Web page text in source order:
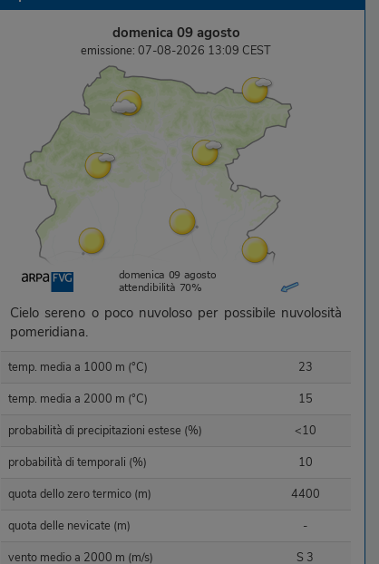
domenica 09 agosto
emissione: 07-08-2026 13:09 CEST
Cielo sereno o poco nuvoloso per possibile nuvolosità
pomeridiana.
temp. media a 1000 m (°C)
23
temp. media a 2000 m (°C)
15
probabilità di precipitazioni estese (%)
<10
probabilità di temporali (%)
10
quota dello zero termico (m)
4400
quota delle nevicate (m)
-
vento medio a 2000 m (m/s)
S 3